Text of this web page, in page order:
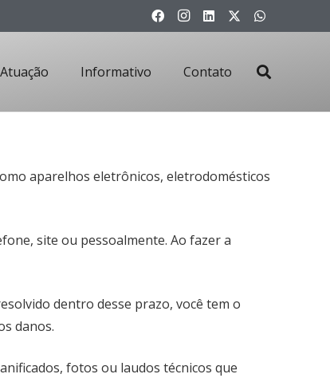
Informativo Contato
aparelhos eletrônicos, eletrodomésticos
site ou pessoalmente. Ao fazer a
dentro desse prazo, você tem o
danos.
fotos ou laudos técnicos que